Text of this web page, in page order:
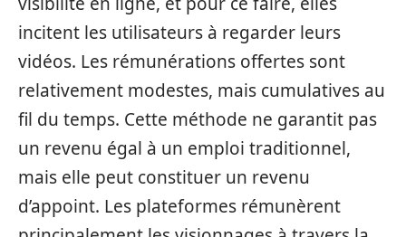
incitent les utilisateurs à regarder leurs
vidéos. Les rémunérations offertes sont
relativement modestes, mais cumulatives au
fil du temps. Cette méthode ne garantit pas
un revenu égal à un emploi traditionnel,
mais elle peut constituer un revenu
d’appoint. Les plateformes rémunèrent